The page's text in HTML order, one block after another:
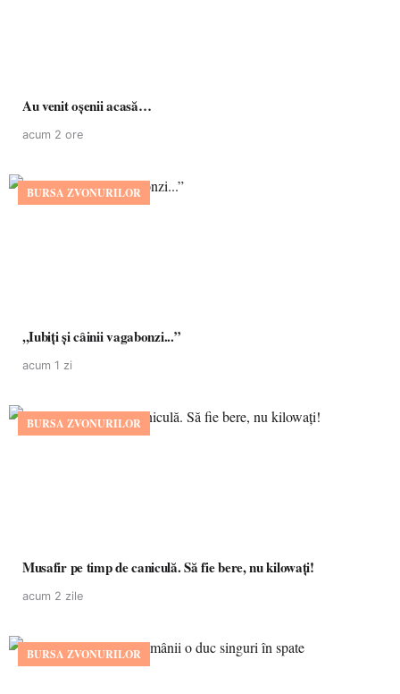
Au venit oșenii acasă…
acum 2 ore
BURSA ZVONURILOR
,,Iubiți și câinii vagabonzi...”
acum 1 zi
BURSA ZVONURILOR
Musafir pe timp de caniculă. Să fie bere, nu kilowați!
acum 2 zile
BURSA ZVONURILOR